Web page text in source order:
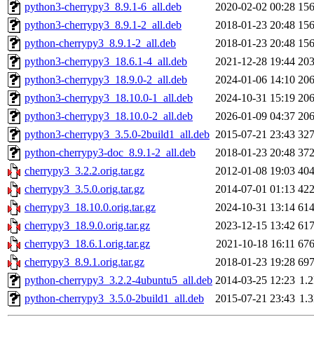
python3-cherrypy3_8.9.1-6_all.deb
2020-02-02 00:28
python3-cherrypy3_8.9.1-2_all.deb
2018-01-23 20:48
python-cherrypy3_8.9.1-2_all.deb
2018-01-23 20:48
python3-cherrypy3_18.6.1-4_all.deb
2021-12-28 19:44
python3-cherrypy3_18.9.0-2_all.deb
2024-01-06 14:10
python3-cherrypy3_18.10.0-1_all.deb
2024-10-31 15:19
python3-cherrypy3_18.10.0-2_all.deb
2026-01-09 04:37
python3-cherrypy3_3.5.0-2build1_all.deb 2015-07-21 23:43
python-cherrypy3-doc_8.9.1-2_all.deb
2018-01-23 20:48
cherrypy3_3.2.2.orig.tar.gz
2012-01-08 19:03
cherrypy3_3.5.0.orig.tar.gz
2014-07-01 01:13
cherrypy3_18.10.0.orig.tar.gz
2024-10-31 13:14
cherrypy3_18.9.0.orig.tar.gz
2023-12-15 13:42
cherrypy3_18.6.1.orig.tar.gz
2021-10-18 16:11
cherrypy3_8.9.1.orig.tar.gz
2018-01-23 19:28
python-cherrypy3_3.2.2-4ubuntu5_all.deb 2014-03-25 12:23
python-cherrypy3_3.5.0-2build1_all.deb
2015-07-21 23:43